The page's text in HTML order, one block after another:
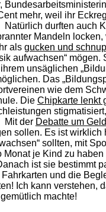
mehr, weil ihr
Natürlich durften auch
Mandeln
als gucken und
aufwachsen“
unsäglichen
Das
wie dem
Die Chipkarte lenkt
Mit der Debatte um
sollen. Es ist
sollten, mit
Monat je Kind zu
ist sie bestimmt
und die
Ich kann verstehen,
machte!